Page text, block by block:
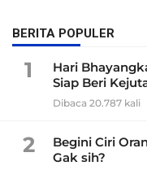
BERITA POPULER
1
Hari
Siap Beri
Dibaca 20.787 kali
2
Begini Ciri
Gak sih?